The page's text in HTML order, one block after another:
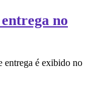
no
entrega é exibido no